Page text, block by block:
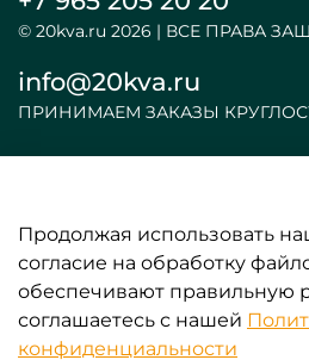
ООО «АКБ и ИБП»
© 20kva.ru 2026 | ВСЕ ПРАВА
info@20kva.ru
ПРИНИМАЕМ ЗАКАЗЫ
Продолжая использовать
согласие на обработку
обеспечивают правильную
соглашаетесь с нашей
конфиденциальности